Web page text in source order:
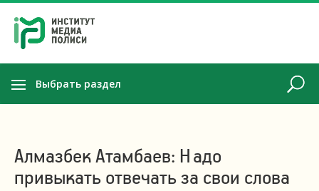
Выбрать раздел
Алмазбек Атамбаев: Надо
привыкать отвечать за свои слова